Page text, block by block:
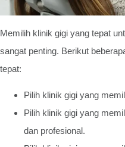
Memilih klinik gigi yang tepat
sangat penting. Berikut
tepat:
Pilih klinik gigi yang
Pilih klinik gigi yang
dan profesional.